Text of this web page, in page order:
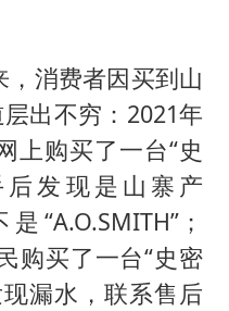
消费者因买到山
出不穷：2021年
上购买了一台“史
发现是山寨产
“A.O.SMITH”；
购买了一台“史密
漏水，联系售后